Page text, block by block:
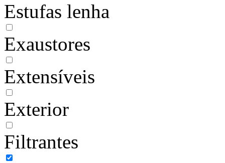
Estufas lenha
Exaustores
Extensíveis
Exterior
Filtrantes